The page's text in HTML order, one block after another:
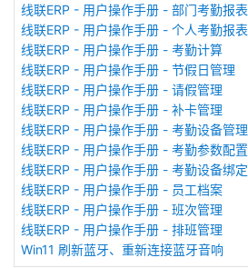
线联ERP - 用户操作手册 - 部门考勤报表
线联ERP - 用户操作手册 - 个人考勤报表
线联ERP - 用户操作手册 - 考勤计算
线联ERP - 用户操作手册 - 节假日管理
线联ERP - 用户操作手册 - 请假管理
线联ERP - 用户操作手册 - 补卡管理
线联ERP - 用户操作手册 - 考勤设备管理
线联ERP - 用户操作手册 - 考勤参数配置
线联ERP - 用户操作手册 - 考勤设备绑定
线联ERP - 用户操作手册 - 员工档案
线联ERP - 用户操作手册 - 班次管理
线联ERP - 用户操作手册 - 排班管理
Win11 刷新蓝牙、重新连接蓝牙音响